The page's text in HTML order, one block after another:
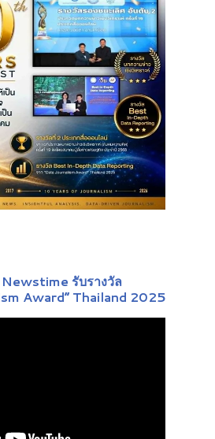
รับรางวัล
Award” Thailand 2025